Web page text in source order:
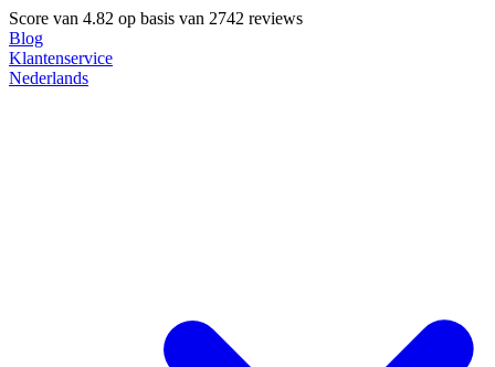
Score van 4.82 op basis van 2742 reviews
Blog
Klantenservice
Nederlands